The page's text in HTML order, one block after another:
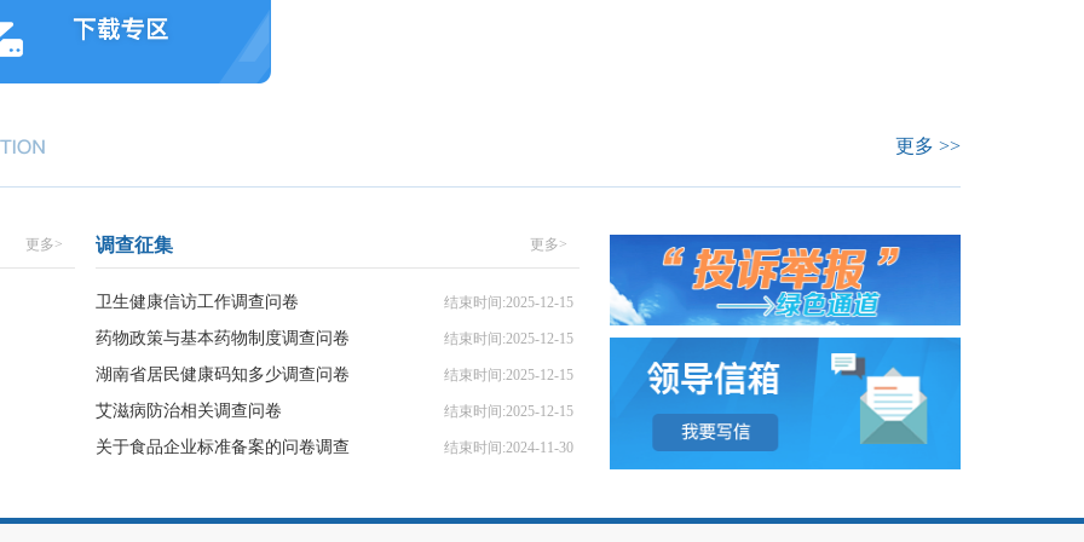
更多 >>
更多> 调查征集 更多>
结束时间:2025-12-15
卫生健康信访工作调查问卷
结束时间:2025-12-15
药物政策与基本药物制度调查问卷
结束时间:2025-12-15
湖南省居民健康码知多少调查问卷
结束时间:2025-12-15
艾滋病防治相关调查问卷
结束时间:2024-11-30
关于食品企业标准备案的问卷调查